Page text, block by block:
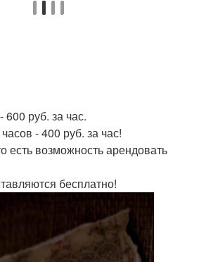
руб. за час.
- 400 руб. за час!
возможность арендовать
бесплатно!